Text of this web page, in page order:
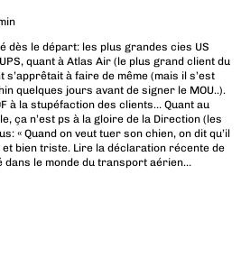
dès le départ: les plus grandes cies US
quant à Atlas Air (le plus grand client du
s’apprêtait à faire de même (mais il s’est
quelques jours avant de signer le MOU..).
à la stupéfaction des clients… Quant au
ça n’est ps à la gloire de la Direction (les
« Quand on veut tuer son chien, on dit qu’il
et bien triste. Lire la déclaration récente de
dans le monde du transport aérien…